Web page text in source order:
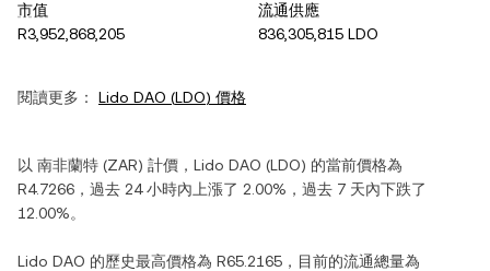
市值
R3,952,868,205
流通供應
836,305,815 LDO
閱讀更多： Lido DAO (LDO) 價格
以 南非蘭特 (ZAR) 計價， Lido DAO (LDO) 的當前價格為
R4.7266 ，過去 24 小時內 上漲了 2.00% ，過去 7 天內下跌了
12.00%。
Lido DAO 的歷史最高價格為 R65.2165 ，目前的流通總量為